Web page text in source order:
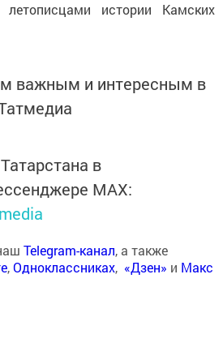
истории Камских
важным и интересным в
в
MАХ:
Telegram-канал, а также
,Одноклассниках, «Дзен» и Макс